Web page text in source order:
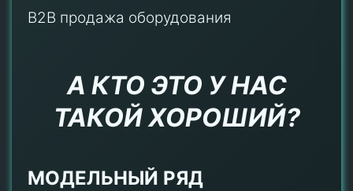
B2B продажа оборудования
А КТО ЭТО У НАС
ТАКОЙ ХОРОШИЙ?
МОДЕЛЬНЫЙ РЯД